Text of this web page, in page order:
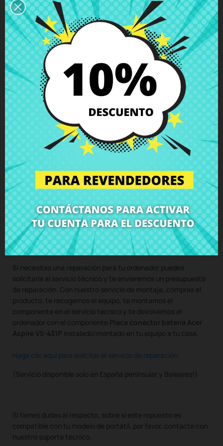
Descripción
Detalles del producto
Grados
Comentarios
Placa conector bateria Acer Aspire
V5-431P
CompraPlaca conector bateria Acer Aspire V5-431Pal mejor
precio en CRParts - PRODUCTO USADO ORIGINAL - disponible
también con nuestro servicio de montaje.
Si necesitas una reparación para tu ordenador puedes
solicitarla al servicio técnico y te enviaremos un presupuesto
de reparación. Con nuestro servicio de montaje, compras el
producto, te recogemos el equipo, te montamos el
componente en el servicio técnico y te devolvemos el
ordenador con el componente Placa conector bateria Acer
Aspire V5-431P instalado/montado en tu equipo a tu casa.
Haga clic aquí para solicitar el servicio de reparación
(Servicio disponible solo en España peninsular y Baleares!)
Si tienes dudas al respecto, sobre si este repuesto es
compatible con tu modelo de portátil, por favor, contacte con
nuestro soporte técnico.